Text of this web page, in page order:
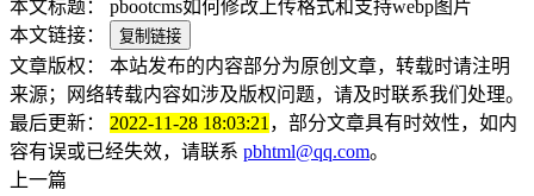
本文标题：
pbootcms如何修改上传格式和支持webp图片
本文链接：
复制链接
文章版权：
本站发布的内容部分为原创文章，转载时请注明
来源；网络转载内容如涉及版权问题，请及时联系我们处理。
最后更新：
2022-11-28 18:03:21 ，部分文章具有时效性，如内
容有误或已经失效，请联系 pbhtml@qq.com。
上一篇